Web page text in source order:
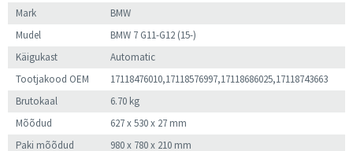
Mark
BMW
Mudel
BMW 7 G11-G12 (15-)
Käigukast
Automatic
Tootjakood OEM
17118476010,17118576997,17118686025,17118743663
Brutokaal
6.70 kg
Mõõdud
627 x 530 x 27 mm
Paki mõõdud
980 x 780 x 210 mm